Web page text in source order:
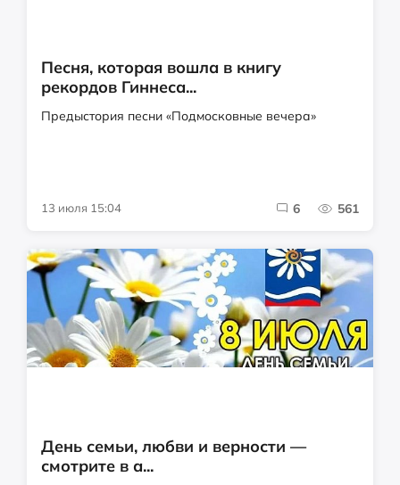
Песня, которая вошла в книгу
рекордов Гиннеса...
Предыстория песни «Подмосковные вечера»
13 июля 15:04 6 561
День семьи, любви и верности —
смотрите в а...